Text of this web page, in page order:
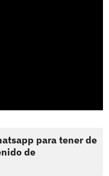
para tener de
de